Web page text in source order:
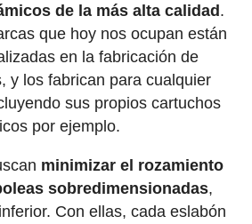
de la más alta calidad.
que hoy nos ocupan están
en la fabricación de
y los fabrican para cualquier
sus propios cartuchos
por ejemplo.
minimizar el rozamiento
sobredimensionadas,
Con ellas, cada eslabón